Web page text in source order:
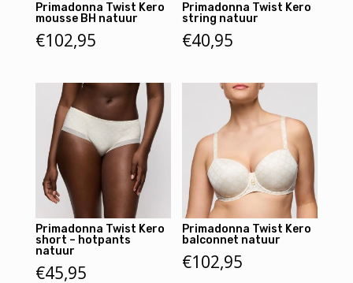
Primadonna Twist Kero
mousse BH natuur
€102,95
Primadonna Twist Kero
string natuur
€40,95
Primadonna Twist Kero
short – hotpants
natuur
€45,95
Primadonna Twist Kero
balconnet natuur
€102,95